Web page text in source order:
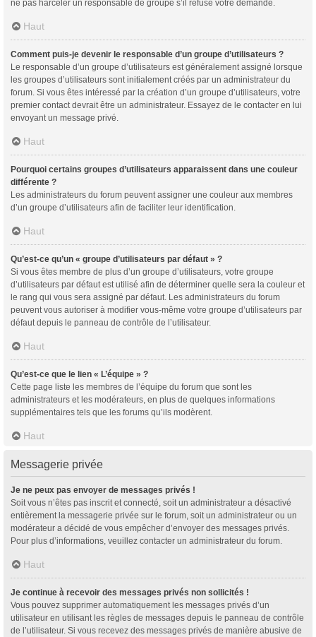
ne pas harceler un responsable de groupe s’il refuse votre demande.
Haut
Comment puis-je devenir le responsable d’un groupe d’utilisateurs ?
Le responsable d’un groupe d’utilisateurs est généralement assigné lorsque
les groupes d’utilisateurs sont initialement créés par un administrateur du
forum. Si vous êtes intéressé par la création d’un groupe d’utilisateurs, votre
premier contact devrait être un administrateur. Essayez de le contacter en lui
envoyant un message privé.
Haut
Pourquoi certains groupes d’utilisateurs apparaissent dans une couleur
différente ?
Les administrateurs du forum peuvent assigner une couleur aux membres
d’un groupe d’utilisateurs afin de faciliter leur identification.
Haut
Qu’est-ce qu’un « groupe d’utilisateurs par défaut » ?
Si vous êtes membre de plus d’un groupe d’utilisateurs, votre groupe
d’utilisateurs par défaut est utilisé afin de déterminer quelle sera la couleur et
le rang qui vous sera assigné par défaut. Les administrateurs du forum
peuvent vous autoriser à modifier vous-même votre groupe d’utilisateurs par
défaut depuis le panneau de contrôle de l’utilisateur.
Haut
Qu’est-ce que le lien « L’équipe » ?
Cette page liste les membres de l’équipe du forum que sont les
administrateurs et les modérateurs, en plus de quelques informations
supplémentaires tels que les forums qu’ils modèrent.
Haut
Messagerie privée
Je ne peux pas envoyer de messages privés !
Soit vous n’êtes pas inscrit et connecté, soit un administrateur a désactivé
entièrement la messagerie privée sur le forum, soit un administrateur ou un
modérateur a décidé de vous empêcher d’envoyer des messages privés.
Pour plus d’informations, veuillez contacter un administrateur du forum.
Haut
Je continue à recevoir des messages privés non sollicités !
Vous pouvez supprimer automatiquement les messages privés d’un
utilisateur en utilisant les règles de messages depuis le panneau de contrôle
de l’utilisateur. Si vous recevez des messages privés de manière abusive de